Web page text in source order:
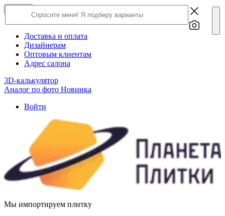
О компании
Доставка и оплата
Дизайнерам
Оптовым клиентам
Адрес салона
3D-калькулятор
Аналог по фото Новинка
Войти
Мы импортируем плитку